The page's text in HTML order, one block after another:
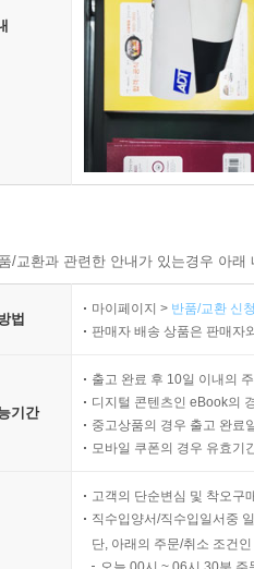
/교환과 관련한 안내가 있는경우 아
법
마이페이지 > 반품/교환 신
판매자 배송 상품은 판매자
기간
출고 완료 후 10일 이내의
디지털 콘텐츠인 eBook의
중고상품의 경우 출고 완료
모바일 쿠폰의 경우 유효기
고객의 단순변심 및 착오구
직수입양서/직수입일서중
단, 아래의 주문/취소 조건